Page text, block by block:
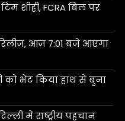
शीही, FCRA बिल पर
आज 7:01 बजे आएगा
को भेंट किया हाथ से बुना
में राष्ट्रीय पहचान